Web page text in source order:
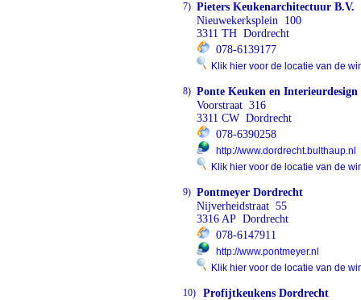
7) Pieters Keukenarchitectuur B.V.
Nieuwekerksplein 100
3311 TH Dordrecht
078-6139177
Klik hier voor de locatie van de
8) Ponte Keuken en Interieurdesign
Voorstraat 316
3311 CW Dordrecht
078-6390258
http://www.dordrecht.bulthaup.nl
Klik hier voor de locatie van de
9) Pontmeyer Dordrecht
Nijverheidstraat 55
3316 AP Dordrecht
078-6147911
http://www.pontmeyer.nl
Klik hier voor de locatie van de
10)
Profijtkeukens Dordrecht